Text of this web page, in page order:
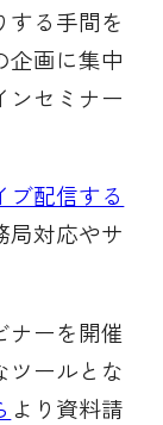
する手間を
企画に集中
ンセミナー
ブ配信する
局対応やサ
ナーを開催
ツールとな
より資料請